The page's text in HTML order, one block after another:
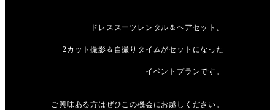
ドレススーツレンタル＆ヘアセット、
2カット撮影＆自撮りタイムがセットになった
イベントプランです。
ご興味ある方はぜひこの機会にお越しください。